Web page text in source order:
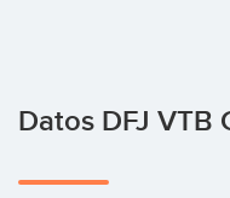
Datos DFJ VTB